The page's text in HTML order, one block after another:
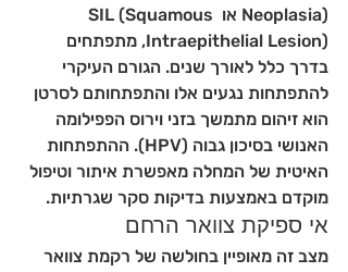
Neoplasia) או SIL (Squamous
Intraepithelial Lesion), מתפתחים
בדרך כלל לאורך שנים. הגורם העיקרי
להתפתחות נגעים אלו והתפתחותם לסרטן
הוא זיהום מתמשך בזני וירוס הפפילומה
האנושי בסיכון גבוה (HPV). ההתפתחות
האיטית של המחלה מאפשרת איתור וטיפול
מוקדם באמצעות בדיקות סקר שגרתיות.
אי ספיקת צוואר הרחם
מצב זה מאופיין בחולשה של רקמת צוואר